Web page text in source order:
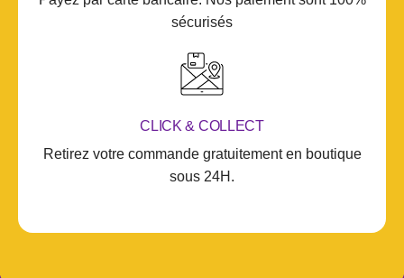
sécurisés
CLICK & COLLECT
Retirez votre commande gratuitement en boutique
sous 24H.